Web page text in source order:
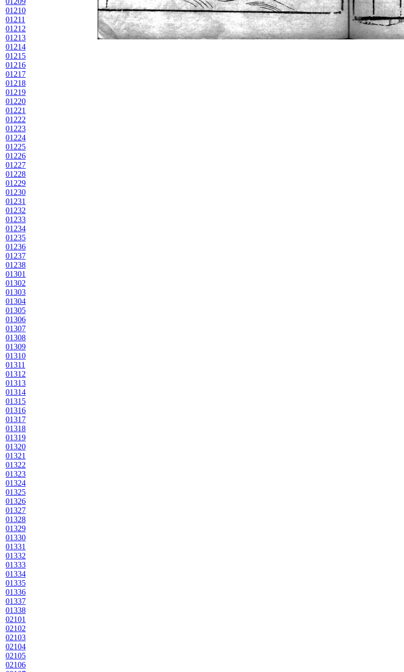
01210
01211
01212
01213
01214
01215
01216
01217
01218
01219
01220
01221
01222
01223
01224
01225
01226
01227
01228
01229
01230
01231
01232
01233
01234
01235
01236
01237
01238
01301
01302
01303
01304
01305
01306
01307
01308
01309
01310
01311
01312
01313
01314
01315
01316
01317
01318
01319
01320
01321
01322
01323
01324
01325
01326
01327
01328
01329
01330
01331
01332
01333
01334
01335
01336
01337
01338
02101
02102
02103
02104
02105
02106